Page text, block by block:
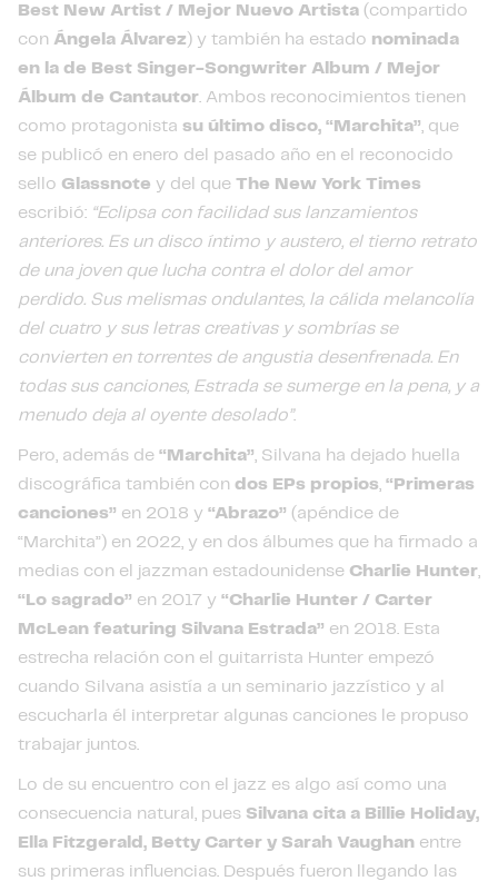
Best New Artist / Mejor Nuevo Artista (compartido
con Ángela Álvarez ) y también ha estado nominada
en la de Best Singer-Songwriter Album / Mejor
Álbum de Cantautor. Ambos reconocimientos tienen
como protagonista su último disco, “Marchita”, que
se publicó en enero del pasado año en el reconocido
sello Glassnote y del que The New York Times
escribió: “Eclipsa con facilidad sus lanzamientos
anteriores. Es un disco íntimo y austero, el tierno retrato
de una joven que lucha contra el dolor del amor
perdido. Sus melismas ondulantes, la cálida melancolía
del cuatro y sus letras creativas y sombrías se
convierten en torrentes de angustia desenfrenada. En
todas sus canciones, Estrada se sumerge en la pena, y a
menudo deja al oyente desolado”.
Pero, además de “Marchita”, Silvana ha dejado huella
discográfica también con dos EPs propios, “Primeras
canciones” en 2018 y “Abrazo” (apéndice de
“Marchita”) en 2022, y en dos álbumes que ha firmado a
medias con el jazzman estadounidense Charlie Hunter,
“Lo sagrado” en 2017 y “Charlie Hunter / Carter
McLean featuring Silvana Estrada” en 2018. Esta
estrecha relación con el guitarrista Hunter empezó
cuando Silvana asistía a un seminario jazzístico y al
escucharla él interpretar algunas canciones le propuso
trabajar juntos.
Lo de su encuentro con el jazz es algo así como una
consecuencia natural, pues Silvana cita a Billie Holiday,
Ella Fitzgerald, Betty Carter y Sarah Vaughan entre
sus primeras influencias. Después fueron llegando las